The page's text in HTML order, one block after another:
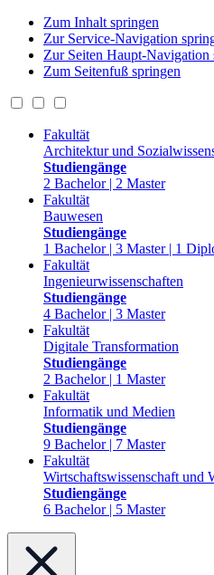
Zum Inhalt springen
Zur Service-Navigation
Zur Seiten Haupt-Navigation
Zum Seitenfuß springen
Fakultät
Architektur und
Studiengänge
2 Bachelor | 2 Master
Fakultät
Bauwesen
Studiengänge
1 Bachelor | 3 Master | 1
Fakultät
Ingenieurwissenschaften
Studiengänge
4 Bachelor | 3 Master
Fakultät
Digitale Transformation
Studiengänge
2 Bachelor | 1 Master
Fakultät
Informatik und Medien
Studiengänge
9 Bachelor | 7 Master
Fakultät
Wirtschaftswissenschaft und
Studiengänge
6 Bachelor | 5 Master